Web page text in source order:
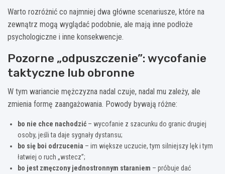
Warto rozróżnić co najmniej dwa główne scenariusze, które na
zewnątrz mogą wyglądać podobnie, ale mają inne podłoże
psychologiczne i inne konsekwencje.
Pozorne „odpuszczenie”: wycofanie
taktyczne lub obronne
W tym wariancie mężczyzna nadal czuje, nadal mu zależy, ale
zmienia formę zaangażowania. Powody bywają różne:
bo nie chce nachodzić – wycofanie z szacunku do granic drugiej
osoby, jeśli ta daje sygnały dystansu;
bo się boi odrzucenia – im większe uczucie, tym silniejszy lęk i tym
łatwiej o ruch „wstecz”;
bo jest zmęczony jednostronnym staraniem – próbuje dać